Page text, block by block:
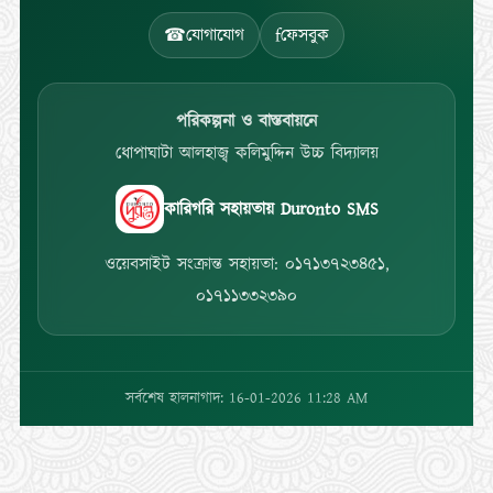
☎যোগাযোগ fফেসবুক
পরিকল্পনা ও বাস্তবায়নে
ধোপাঘাটা আলহাজ্ব কলিমুদ্দিন উচ্চ বিদ্যালয়
কারিগরি সহায়তায় Duronto SMS
ওয়েবসাইট সংক্রান্ত সহায়তা: ০১৭১৩৭২৩৪৫১,
০১৭১১৩৩২৩৯০
সর্বশেষ হালনাগাদ: 16-01-2026 11:28 AM